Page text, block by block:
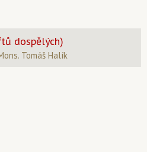
dospělých)
Tomáš Halík